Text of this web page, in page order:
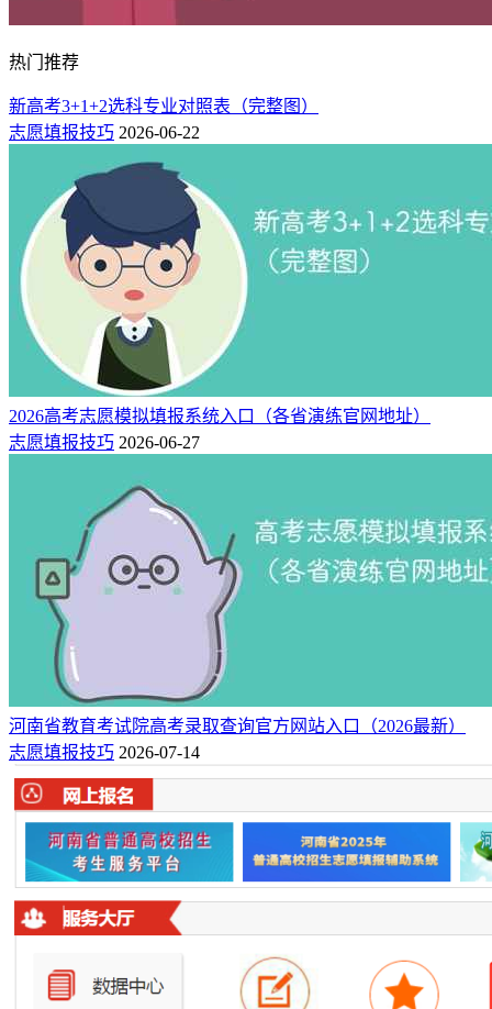
热门推荐
新高考3+1+2选科专业对照表（完整图）
志愿填报技巧 2026-06-22
2026高考志愿模拟填报系统入口（各省演练官网地址）
志愿填报技巧 2026-06-27
河南省教育考试院高考录取查询官方网站入口（2026最新）
志愿填报技巧 2026-07-14